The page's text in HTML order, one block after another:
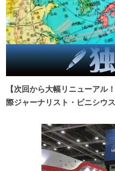
【次回から大幅リニューア
際ジャーナリスト・ビニシウ